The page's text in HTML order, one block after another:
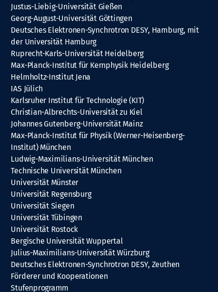
Justus-Liebig-Universität Gießen
Georg-August-Universität Göttingen
Deutsches Elektronen-Synchrotron DESY, Hamburg, mit
der Universität Hamburg
Ruprecht-Karls-Universität Heidelberg
Max-Planck-Institut für Kernphysik Heidelberg
Helmholtz-Institut Jena
IAS Jülich
Karlsruher Institut für Technologie (KIT)
Christian-Albrechts-Universität zu Kiel
Johannes Gutenberg-Universität Mainz
Max-Planck-Institut für Physik (Werner-Heisenberg-
Institut) München
Ludwig-Maximilians-Universität München
Technische Universität München
Universität Münster
Universität Regensburg
Universität Siegen
Universität Tübingen
Universität Rostock
Bergische Universität Wuppertal
Julius-Maximilians-Universität Würzburg
Deutsches Elektronen-Synchrotron DESY, Zeuthen
Förderer und Kooperationen
Stufenprogramm